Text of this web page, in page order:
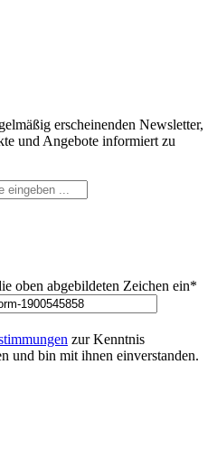
erscheinenden Newsletter,
und Angebote informiert zu
oben abgebildeten Zeichen ein*
zur Kenntnis
und bin mit ihnen einverstanden.